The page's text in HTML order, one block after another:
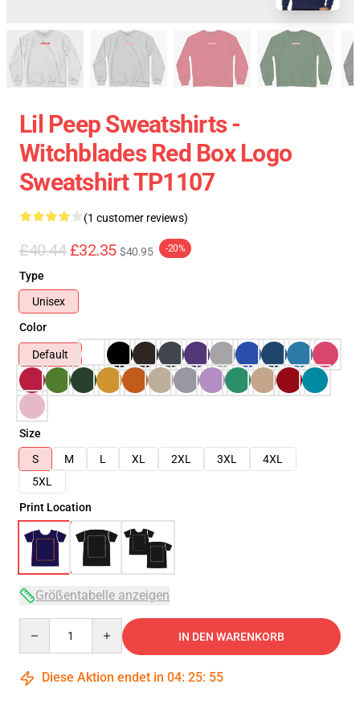
Lil Peep Sweatshirts -
Witchblades Red Box Logo
Sweatshirt TP1107
(1 customer reviews)
£40.44 £32.35 $40.95 -20%
Type
Unisex
Color
Default
Size
S
M L XL 2XL 3XL
4XL
5XL
Print Location
Größentabelle anzeigen
IN DEN WARENKORB
Diese Aktion endet in 04: 25: 55